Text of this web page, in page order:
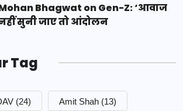
Bhagwat on Gen-Z: ‘आवाज
सुनी जाए तो आंदोलन
Tag
(24) Amit Shah (13)